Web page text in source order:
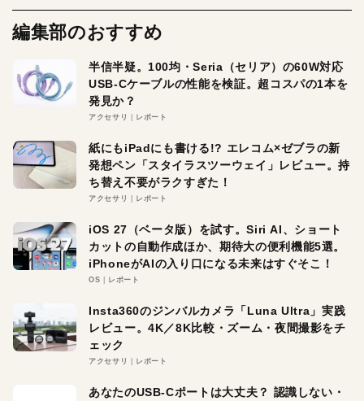
編集部のおすすめ
半信半疑。100均・Seria（セリア）の60W対応
USB-Cケーブルの性能を検証。超コスパの1本を
発見か？
アクセサリ レポート
紙にもiPadにも書ける!? エレコム×ゼブラの新
発想ペン「スタイラスツーウェイ」レビュー。持
ち替え不要がラクすぎた！
アクセサリ レポート
iOS 27（ベータ版）を試す。Siri AI、ショート
カットの自動作成ほか、期待大の便利機能5選。
iPhoneがAIの入り口になる未来はすぐそこ！
OS レポート
Insta360のジンバルカメラ「Luna Ultra」実践
レビュー。4K／8K比較・ズーム・夜間撮影をチ
ェック
アクセサリ レポート
あなたのUSB-Cポートは大丈夫？ 認識しない・